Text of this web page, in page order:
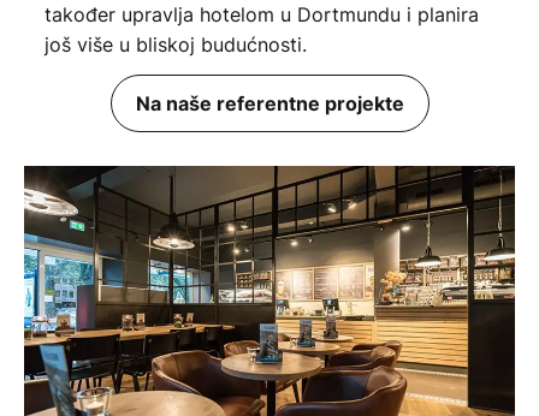
također upravlja hotelom u Dortmundu i planira
još više u bliskoj budućnosti.
Na naše referentne projekte